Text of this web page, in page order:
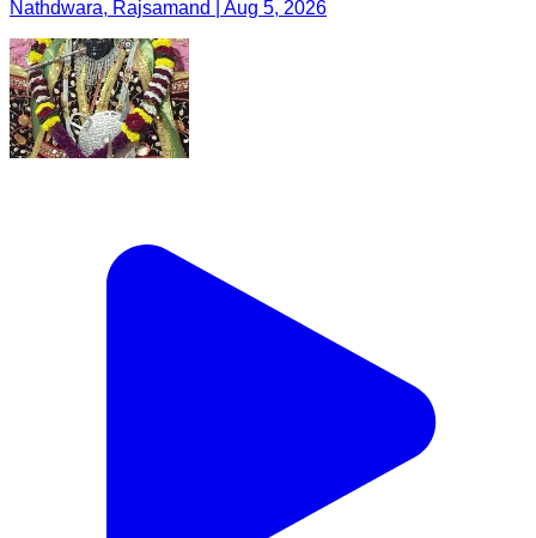
Nathdwara, Rajsamand | Aug 5, 2026